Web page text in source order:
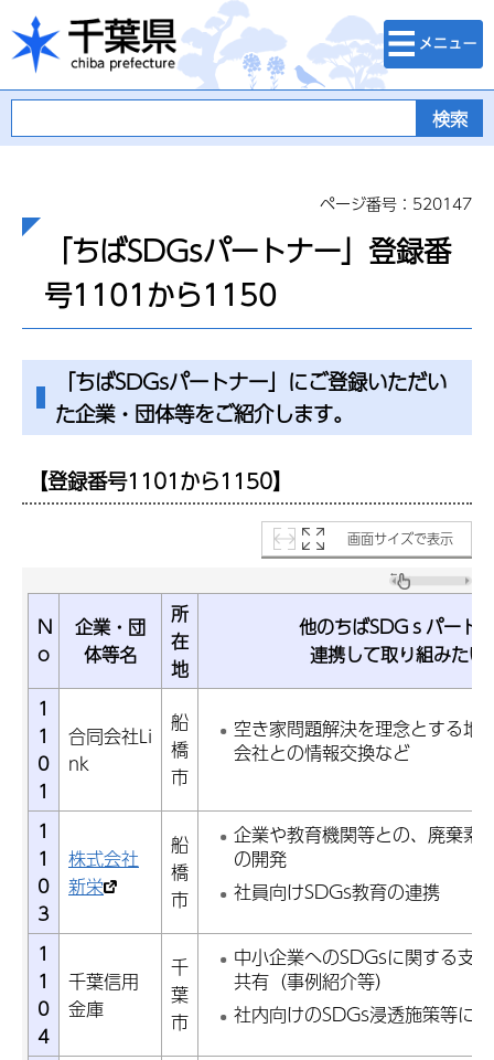
千葉県
検索・メニュ
ー
ページ番号：520147
「ちばSDGsパートナー」登録番
号1101から1150
「ちばSDGsパートナー」にご登録いただい
た企業・団体等をご紹介します。
【登録番号1101から1150】
画面サイズで表示
N
o
企業・団
体等名
所
在
地
他のちばSDGｓパート
連携して取り組みたい
1
1
0
1
合同会社Li
nk
船
橋
市
空き家問題解決を理念とする地
会社との情報交換など
1
1
0
3
株式会社
新栄
船
橋
市
企業や教育機関等との、廃棄素
の開発
社員向けSDGs教育の連携
1
1
0
4
千葉信用
金庫
千
葉
市
中小企業へのSDGsに関する支
共有（事例紹介等）
社内向けのSDGs浸透施策等に